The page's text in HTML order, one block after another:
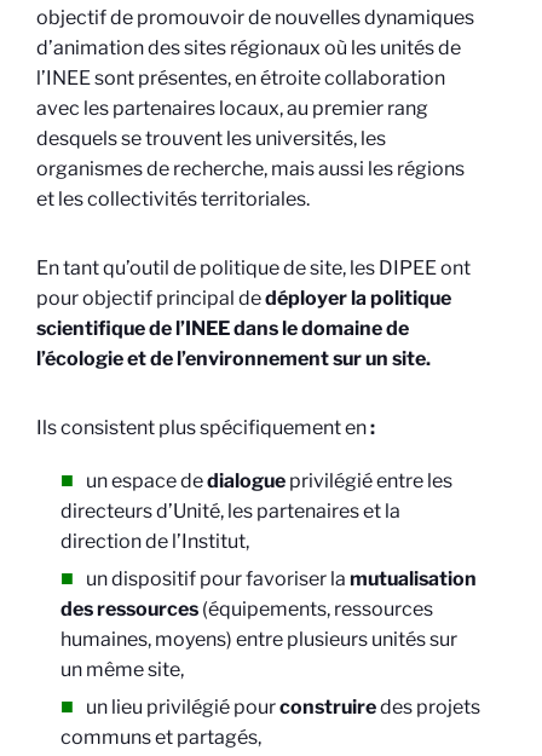
objectif de promouvoir de nouvelles dynamiques
d’animation des sites régionaux où les unités de
l’INEE sont présentes, en étroite collaboration
avec les partenaires locaux, au premier rang
desquels se trouvent les universités, les
organismes de recherche, mais aussi les régions
et les collectivités territoriales.
En tant qu’outil de politique de site, les DIPEE ont
pour objectif principal dedéployer la politique
scientifique de l’INEE dans le domaine de
l’écologie et de l’environnement sur un site.
Ils consistent plus spécifiquement en:
un espace dedialogue privilégié entre les
directeurs d’Unité, les partenaires et la
direction de l’Institut,
un dispositif pour favoriser la mutualisation
des ressources (équipements, ressources
humaines, moyens) entre plusieurs unités sur
un même site,
un lieu privilégié pourconstruiredes projets
communs et partagés,